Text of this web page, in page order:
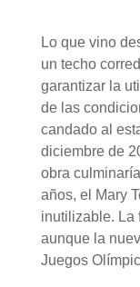
Lo que vino
un techo
garantizar la
de las
candado al
diciembre de
obra
años, el Mary
inutilizable. La
aunque la
Juegos